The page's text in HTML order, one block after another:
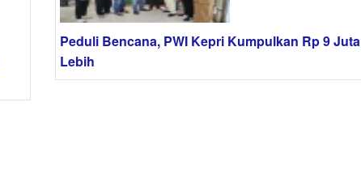
Peduli Bencana, PWI Kepri Kumpulkan Rp 9 Juta
Lebih